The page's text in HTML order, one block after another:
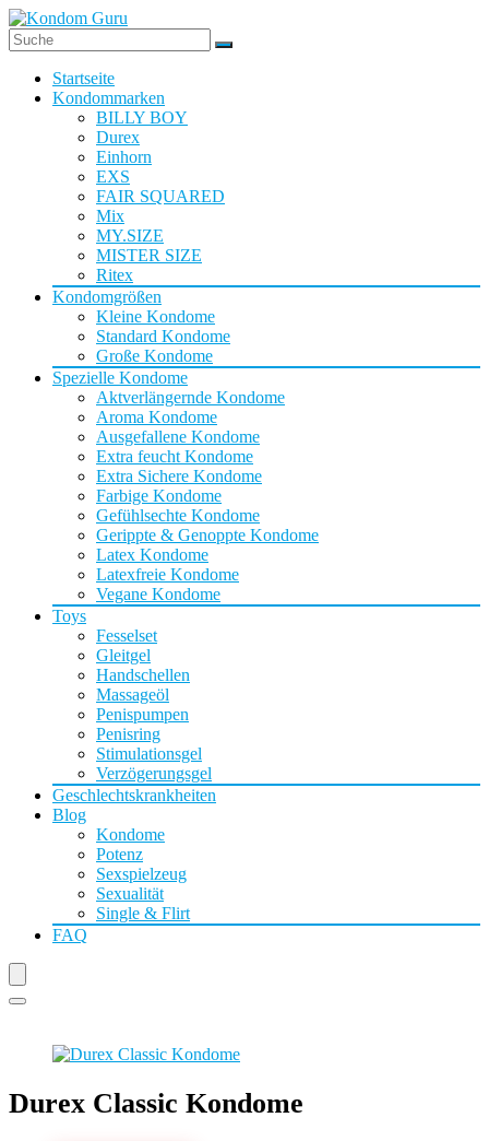
Startseite
Kondommarken
BILLY BOY
Durex
Einhorn
EXS
FAIR SQUARED
Mix
MY.SIZE
MISTER SIZE
Ritex
Kondomgrößen
Kleine Kondome
Standard Kondome
Große Kondome
Spezielle Kondome
Aktverlängernde Kondome
Aroma Kondome
Ausgefallene Kondome
Extra feucht Kondome
Extra Sichere Kondome
Farbige Kondome
Gefühlsechte Kondome
Gerippte & Genoppte Kondome
Latex Kondome
Latexfreie Kondome
Vegane Kondome
Toys
Fesselset
Gleitgel
Handschellen
Massageöl
Penispumpen
Penisring
Stimulationsgel
Verzögerungsgel
Geschlechtskrankheiten
Blog
Kondome
Potenz
Sexspielzeug
Sexualität
Single & Flirt
FAQ
Durex Classic Kondome